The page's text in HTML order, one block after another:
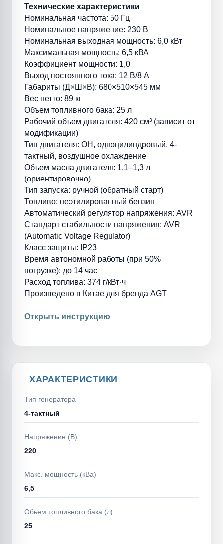
Технические характеристики
Номинальная частота: 50 Гц
Номинальное напряжение: 230 В
Номинальная выходная мощность: 6,0 кВт
Максимальная мощность: 6,5 кВА
Коэффициент мощности: 1,0
Выход постоянного тока: 12 В/8 А
Габариты (Д×Ш×В): 680×510×545 мм
Вес нетто: 89 кг
Объем топливного бака: 25 л
Рабочий объем двигателя: 420 см³ (зависит от
модификации)
Тип двигателя: OH, одноцилиндровый, 4-
тактный, воздушное охлаждение
Объем масла двигателя: 1,1–1,3 л
(ориентировочно)
Тип запуска: ручной (обратный старт)
Топливо: неэтилированный бензин
Автоматический регулятор напряжения: AVR
Стандарт стабильности напряжения: AVR
(Automatic Voltage Regulator)
Класс защиты: IP23
Время автономной работы (при 50%
погрузке): до 14 час
Расход топлива: 374 г/кВт·ч
Произведено в Китае для бренда AGT
Открыть инструкцию
ХАРАКТЕРИСТИКИ
Тип генератора
4-тактный
Напряжение (В)
220
Макс. мощность (кВа)
6,5
Обьем топливного бака (л)
25